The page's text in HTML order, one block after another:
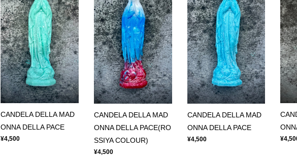
CANDELA DELLA MAD
ONNA DELLA PACE
¥4,500
CANDELA DELLA MAD
ONNA DELLA PACE(RO
SSIYA COLOUR)
¥4,500
CANDELA DELLA MAD
ONNA DELLA PACE
¥4,500